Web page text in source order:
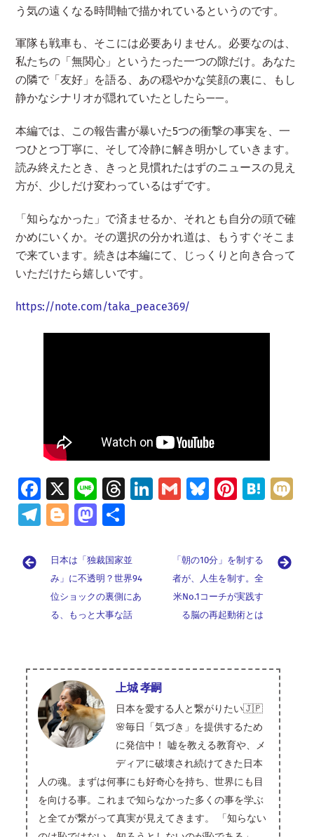
う気の遠くなる時間軸で描かれているというのです。
軍隊も戦車も、そこには必要ありません。必要なのは、
私たちの「無関心」というたった一つの隙だけ。あなた
の隣で「友好」を語る、あの穏やかな笑顔の裏に、もし
静かなシナリオが隠れていたとしたら——。
本編では、この報告書が暴いた5つの衝撃の事実を、一
つひとつ丁寧に、そして冷静に解き明かしていきます。
読み終えたとき、きっと見慣れたはずのニュースの見え
方が、少しだけ変わっているはずです。
「知らなかった」で済ませるか、それとも自分の頭で確
かめにいくか。その選択の分かれ道は、もうすぐそこま
で来ています。続きは本編にて、じっくりと向き合って
いただけたら嬉しいです。
https://note.com/taka_peace369/
Fa
ce
b
o
o
k
X
Li
n
e
T
a
d
s
Li
dI
G
l
Bl
ky
Pi
es
t
H
n
Te
gr
a
m
Bl
g
g
er
M
to
d
o
n
日本は「独裁国家並
み」に不透明？世界94
位ショックの裏側にあ
る、もっと大事な話
「朝の10分」を制する
者が、人生を制す。全
米No.1コーチが実践す
る脳の再起動術とは
上城 孝嗣
日本を愛する人と繋がりたい🇯🇵
🌸毎日「気づき」を提供するため
に発信中！ 嘘を教える教育や、メ
ディアに破壊され続けてきた日本
人の魂。まずは何事にも好奇心を持ち、世界にも目
を向ける事。これまで知らなかった多くの事を学ぶ
と全てが繋がって真実が見えてきます。 「知らない